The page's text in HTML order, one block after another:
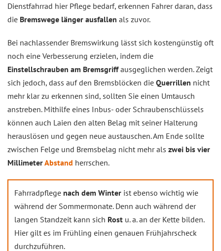
Dienstfahrrad hier Pflege bedarf, erkennen Fahrer daran, dass
die Bremswege länger ausfallen als zuvor.
Bei nachlassender Bremswirkung lässt sich kostengünstig oft
noch eine Verbesserung erzielen, indem die
Einstellschrauben am Bremsgriffausgeglichen werden. Zeigt
sich jedoch, dass auf den Bremsblöcken die Querrillen nicht
mehr klar zu erkennen sind, sollten Sie einen Umtausch
anstreben. Mithilfe eines Inbus- oder Schraubenschlüssels
können auch Laien den alten Belag mit seiner Halterung
herauslösen und gegen neue austauschen. Am Ende sollte
zwischen Felge und Bremsbelag nicht mehr als zwei bis vier
MillimeterAbstand herrschen.
Fahrradpflege nach dem Winter ist ebenso wichtig wie
während der Sommermonate. Denn auch während der
langen Standzeit kann sich Rost u. a. an der Kette bilden.
Hier gilt es im Frühling einen genauen Frühjahrscheck
durchzuführen.